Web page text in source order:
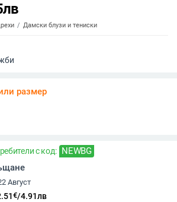
лв
Дамски блузи и тениски
размер
с код: NEWBG
Август
€/4.91лв